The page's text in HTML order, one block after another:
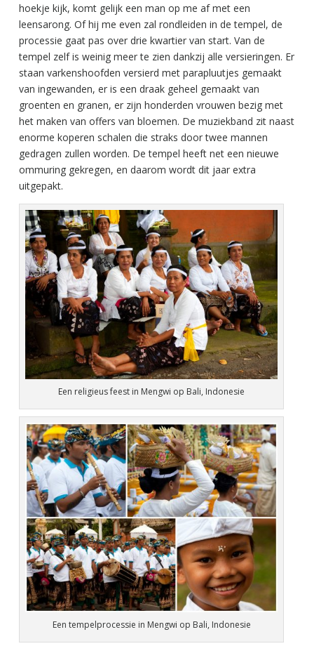
hoekje kijk, komt gelijk een man op me af met een
leensarong. Of hij me even zal rondleiden in de tempel, de
processie gaat pas over drie kwartier van start. Van de
tempel zelf is weinig meer te zien dankzij alle versieringen. Er
staan varkenshoofden versierd met parapluutjes gemaakt
van ingewanden, er is een draak geheel gemaakt van
groenten en granen, er zijn honderden vrouwen bezig met
het maken van offers van bloemen. De muziekband zit naast
enorme koperen schalen die straks door twee mannen
gedragen zullen worden. De tempel heeft net een nieuwe
ommuring gekregen, en daarom wordt dit jaar extra
uitgepakt.
Een religieus feest in Mengwi op Bali, Indonesie
Een tempelprocessie in Mengwi op Bali, Indonesie